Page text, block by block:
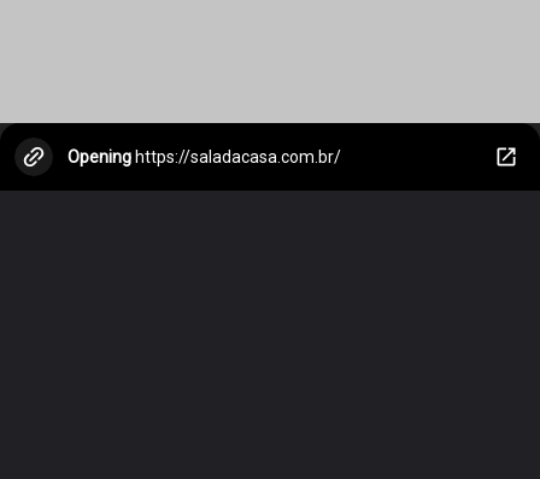
Opening https://saladacasa.com.br/